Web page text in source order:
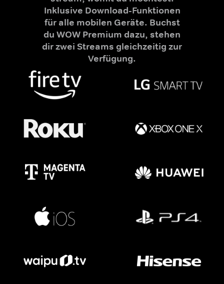
Inklusive Download-Funktionen
für alle mobilen Geräte. Buchst
du WOW Premium dazu, stehen
dir zwei Streams gleichzeitig zur
Verfügung.